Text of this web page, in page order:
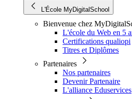
L'École MyDigitalSchool
Bienvenue chez
L'école du Web en 5
Certifications qualiopi
Titres et Diplômes
Partenaires
Nos partenaires
Devenir Partenaire
L'alliance Eduservices